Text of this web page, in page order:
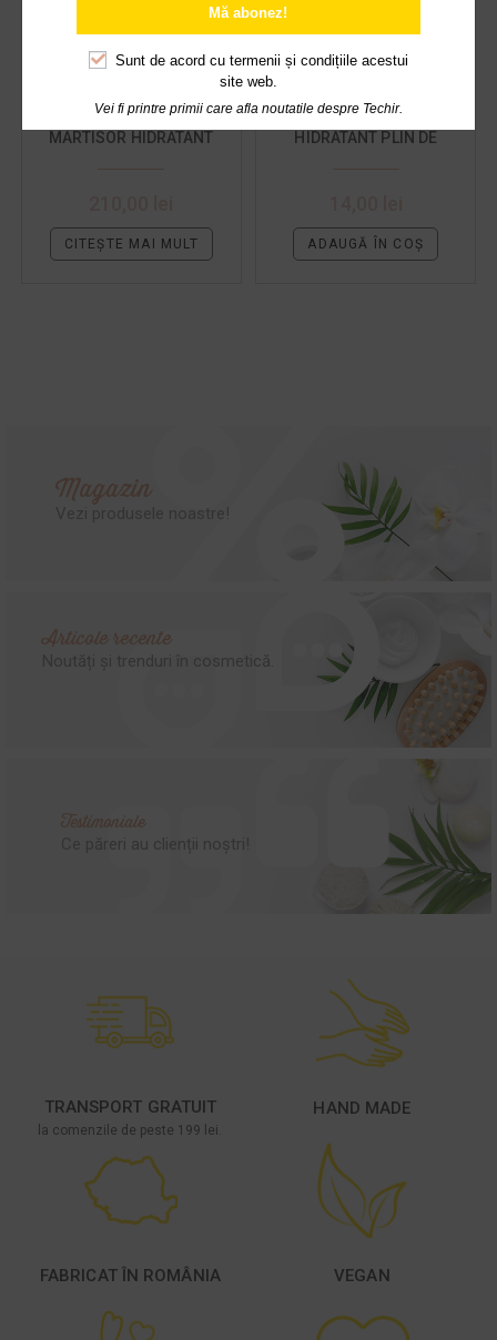
CADOU INIMA
MARTISOR HIDRATANT
CITEȘTE MAI MULT
SAPUN NATURAL
HIDRATANT PLIN DE
ADAUGĂ ÎN COȘ
Magazin
Vezi produsele noastre!
Articole recente
Noutăți și trenduri în cosmetică.
Testimoniale
Ce păreri au clienții noștri!
TRANSPORT GRATUIT
la comenzile de peste 199 lei.
HAND MADE
FABRICAT ÎN ROMÂNIA VEGAN
Mă abonez!
Sunt de acord cu termenii și condițiile acestui
site web.
Vei fi printre primii care afla noutatile despre Techir.